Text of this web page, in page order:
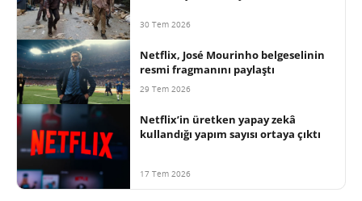
30 Tem 2026
Netflix, José Mourinho belgeselinin
resmi fragmanını paylaştı
29 Tem 2026
Netflix’in üretken yapay zekâ
kullandığı yapım sayısı ortaya çıktı
17 Tem 2026